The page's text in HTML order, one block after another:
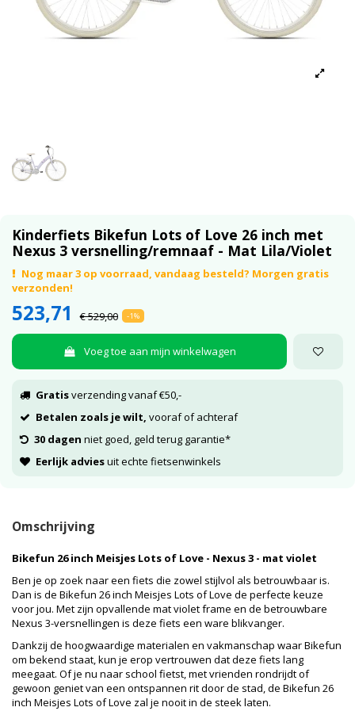
Kinderfiets Bikefun Lots of Love 26 inch met
Nexus 3 versnelling/remnaaf - Mat Lila/Violet
Nog maar 3 op voorraad, vandaag besteld? Morgen gratis
verzonden!
523,71 € 529,00 -1%
Voeg toe aan mijn winkelwagen
Gratisverzending vanaf €50,-
Betalen zoals je wilt, vooraf of achteraf
30 dagen niet goed, geld terug garantie*
Eerlijk adviesuit echte fietsenwinkels
Omschrijving
Bikefun 26 inch Meisjes Lots of Love - Nexus 3 - mat violet
Ben je op zoek naar een fiets die zowel stijlvol als betrouwbaar is.
Dan is de Bikefun 26 inch Meisjes Lots of Love de perfecte keuze
voor jou. Met zijn opvallende mat violet frame en de betrouwbare
Nexus 3-versnellingen is deze fiets een ware blikvanger.
Dankzij de hoogwaardige materialen en vakmanschap waar Bikefun
om bekend staat, kun je erop vertrouwen dat deze fiets lang
meegaat. Of je nu naar school fietst, met vrienden rondrijdt of
gewoon geniet van een ontspannen rit door de stad, de Bikefun 26
inch Meisjes Lots of Love zal je nooit in de steek laten.